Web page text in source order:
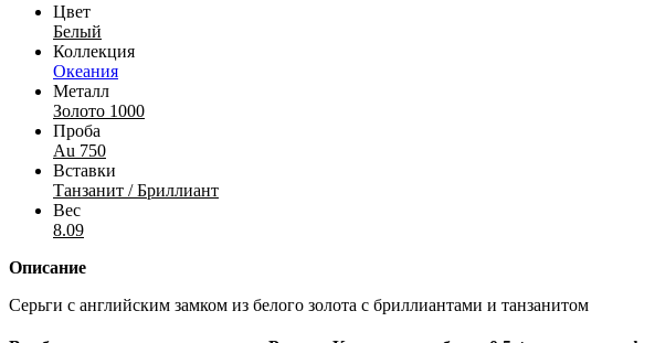
Цвет
Белый
Коллекция
Океания
Металл
Золото 1000
Проба
Au 750
Вставки
Танзанит / Бриллиант
Вес
8.09
Описание
Серьги с английским замком из белого золота с бриллиантами и танзанитом